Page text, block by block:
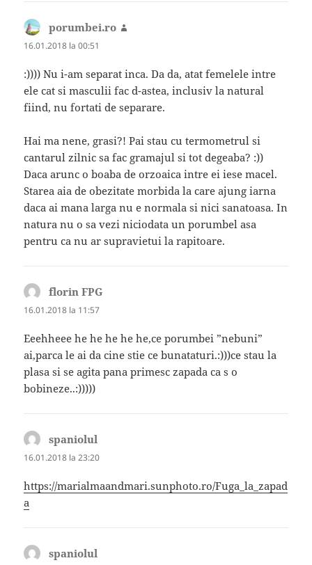
porumbei.ro
16.01.2018 la 00:51
:)))) Nu i-am separat inca. Da da, atat femelele intre
ele cat si masculii fac d-astea, inclusiv la natural
fiind, nu fortati de separare.
Hai ma nene, grasi?! Pai stau cu termometrul si
cantarul zilnic sa fac gramajul si tot degeaba? :))
Daca arunc o boaba de orzoaica intre ei iese macel.
Starea aia de obezitate morbida la care ajung iarna
daca ai mana larga nu e normala si nici sanatoasa. In
natura nu o sa vezi niciodata un porumbel asa
pentru ca nu ar supravietui la rapitoare.
florin FPG
16.01.2018 la 11:57
Eeehheee he he he he he,ce porumbei ”nebuni”
ai,parca le ai da cine stie ce bunataturi.:)))ce stau la
plasa si se agita pana primesc zapada ca s o
bobineze..:)))))
spaniolul
16.01.2018 la 23:20
https://marialmaandmari.sunphoto.ro/Fuga_la_zapad
a
spaniolul